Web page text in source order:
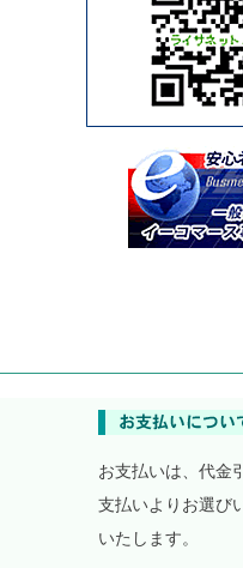
お支払いは、代金
支払いよりお選び
いたします。